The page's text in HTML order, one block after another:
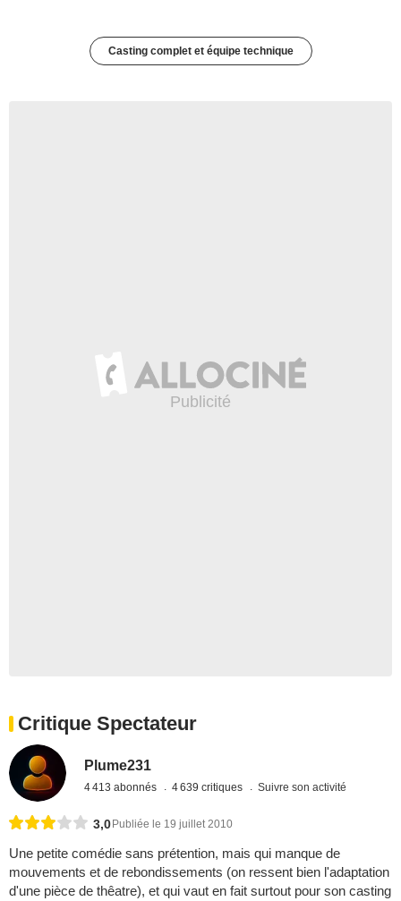
Casting complet et équipe technique
Critique Spectateur
Plume231
4 413 abonnés 4 639 critiques Suivre son activité
3,0 Publiée le 19 juillet 2010
Une petite comédie sans prétention, mais qui manque de
mouvements et de rebondissements (on ressent bien l'adaptation
d'une pièce de thêatre), et qui vaut en fait surtout pour son casting